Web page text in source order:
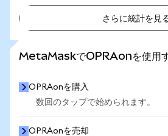
さらに統計を見
MetaMaskでOPRAonを使用
OPRAonを購入
数回のタップで始められます。
OPRAonを売却